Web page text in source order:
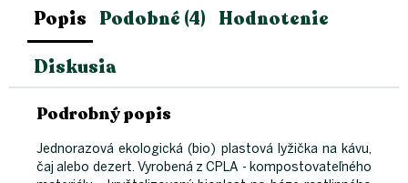
Popis Podobné (4) Hodnotenie
Diskusia
Podrobný popis
Jednorazová ekologická (bio) plastová lyžička na kávu,
čaj alebo dezert. Vyrobená z CPLA - kompostovateľného